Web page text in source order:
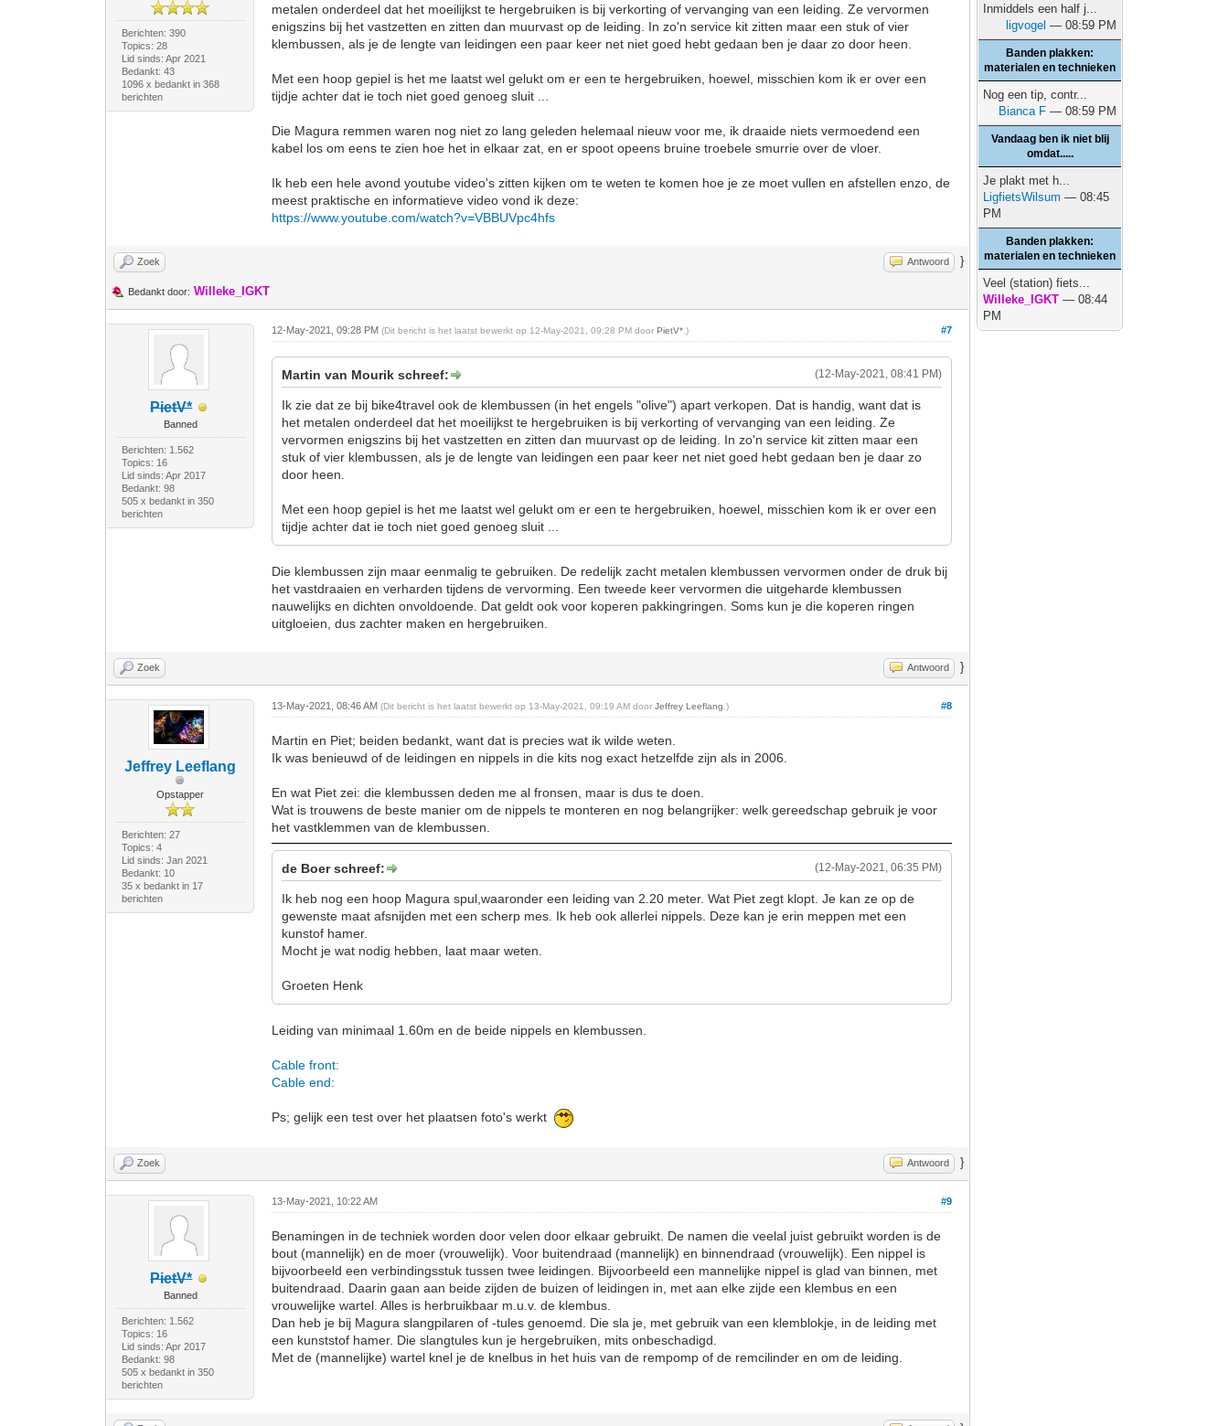
Berichten: 390
Topics: 28
Lid sinds: Apr 2021
Bedankt: 43
1096 x bedankt in 368
berichten
metalen onderdeel dat het moeilijkst te hergebruiken is bij verkorting of vervanging van een leiding. Ze vervormen
enigszins bij het vastzetten en zitten dan muurvast op de leiding. In zo'n service kit zitten maar een stuk of vier
klembussen, als je de lengte van leidingen een paar keer net niet goed hebt gedaan ben je daar zo door heen.
Met een hoop gepiel is het me laatst wel gelukt om er een te hergebruiken, hoewel, misschien kom ik er over een
tijdje achter dat ie toch niet goed genoeg sluit ...
Die Magura remmen waren nog niet zo lang geleden helemaal nieuw voor me, ik draaide niets vermoedend een
kabel los om eens te zien hoe het in elkaar zat, en er spoot opeens bruine troebele smurrie over de vloer.
Ik heb een hele avond youtube video's zitten kijken om te weten te komen hoe je ze moet vullen en afstellen enzo, de
meest praktische en informatieve video vond ik deze:
https://www.youtube.com/watch?v=VBBUVpc4hfs
Zoek Antwoord }
Bedankt door: Willeke_IGKT
PietV*
Banned
Berichten: 1.562
Topics: 16
Lid sinds: Apr 2017
Bedankt: 98
505 x bedankt in 350
berichten
#7
12-May-2021, 09:28 PM(Dit bericht is het laatst bewerkt op 12-May-2021, 09:28 PM doorPietV* .)
(12-May-2021, 08:41 PM)
Martin van Mourik schreef:
Ik zie dat ze bij bike4travel ook de klembussen (in het engels "olive") apart verkopen. Dat is handig, want dat is
het metalen onderdeel dat het moeilijkst te hergebruiken is bij verkorting of vervanging van een leiding. Ze
vervormen enigszins bij het vastzetten en zitten dan muurvast op de leiding. In zo'n service kit zitten maar een
stuk of vier klembussen, als je de lengte van leidingen een paar keer net niet goed hebt gedaan ben je daar zo
door heen.
Met een hoop gepiel is het me laatst wel gelukt om er een te hergebruiken, hoewel, misschien kom ik er over een
tijdje achter dat ie toch niet goed genoeg sluit ...
Die klembussen zijn maar eenmalig te gebruiken. De redelijk zacht metalen klembussen vervormen onder de druk bij
het vastdraaien en verharden tijdens de vervorming. Een tweede keer vervormen die uitgeharde klembussen
nauwelijks en dichten onvoldoende. Dat geldt ook voor koperen pakkingringen. Soms kun je die koperen ringen
uitgloeien, dus zachter maken en hergebruiken.
Zoek Antwoord }
Jeffrey Leeflang
Opstapper
Berichten: 27
Topics: 4
Lid sinds: Jan 2021
Bedankt: 10
35 x bedankt in 17
berichten
#8
13-May-2021, 08:46 AM(Dit bericht is het laatst bewerkt op 13-May-2021, 09:19 AM doorJeffrey Leeflang .)
Martin en Piet; beiden bedankt, want dat is precies wat ik wilde weten.
Ik was benieuwd of de leidingen en nippels in die kits nog exact hetzelfde zijn als in 2006.
En wat Piet zei: die klembussen deden me al fronsen, maar is dus te doen.
Wat is trouwens de beste manier om de nippels te monteren en nog belangrijker: welk gereedschap gebruik je voor
het vastklemmen van de klembussen.
(12-May-2021, 06:35 PM)
de Boer schreef:
Ik heb nog een hoop Magura spul,waaronder een leiding van 2.20 meter. Wat Piet zegt klopt. Je kan ze op de
gewenste maat afsnijden met een scherp mes. Ik heb ook allerlei nippels. Deze kan je erin meppen met een
kunstof hamer.
Mocht je wat nodig hebben, laat maar weten.
Groeten Henk
Leiding van minimaal 1.60m en de beide nippels en klembussen.
Cable front:
Cable end:
Ps; gelijk een test over het plaatsen foto's werkt
Zoek Antwoord }
PietV*
Banned
Berichten: 1.562
Topics: 16
Lid sinds: Apr 2017
Bedankt: 98
505 x bedankt in 350
berichten
#9
13-May-2021, 10:22 AM
Benamingen in de techniek worden door velen door elkaar gebruikt. De namen die veelal juist gebruikt worden is de
bout (mannelijk) en de moer (vrouwelijk). Voor buitendraad (mannelijk) en binnendraad (vrouwelijk). Een nippel is
bijvoorbeeld een verbindingsstuk tussen twee leidingen. Bijvoorbeeld een mannelijke nippel is glad van binnen, met
buitendraad. Daarin gaan aan beide zijden de buizen of leidingen in, met aan elke zijde een klembus en een
vrouwelijke wartel. Alles is herbruikbaar m.u.v. de klembus.
Dan heb je bij Magura slangpilaren of -tules genoemd. Die sla je, met gebruik van een klemblokje, in de leiding met
een kunststof hamer. Die slangtules kun je hergebruiken, mits onbeschadigd.
Met de (mannelijke) wartel knel je de knelbus in het huis van de rempomp of de remcilinder en om de leiding.
Inmiddels een half j...
ligvogel — 08:59 PM
Banden plakken:
materialen en technieken
Nog een tip, contr...
Bianca F — 08:59 PM
Vandaag ben ik niet blij
omdat.....
Je plakt met h...
LigfietsWilsum — 08:45
PM
Banden plakken:
materialen en technieken
Veel (station) fiets...
Willeke_IGKT — 08:44
PM